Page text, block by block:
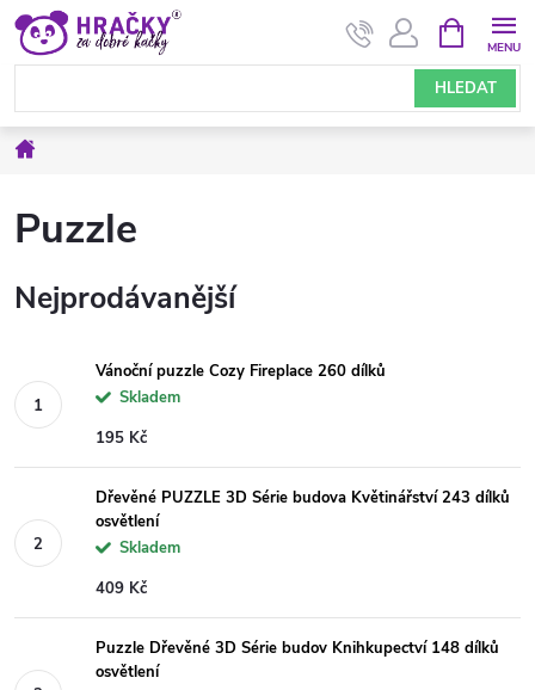
Přejít
obsah
HLEDAT
NÁKUPNÍ
KOŠÍK
Puzzle
Nejprodávanější
Vánoční puzzle Cozy Fireplace 260 dílků
Skladem
195 Kč
Dřevěné PUZZLE 3D Série budova Květinářství 243 dílků
osvětlení
Skladem
409 Kč
Puzzle Dřevěné 3D Série budov Knihkupectví 148 dílků
osvětlení